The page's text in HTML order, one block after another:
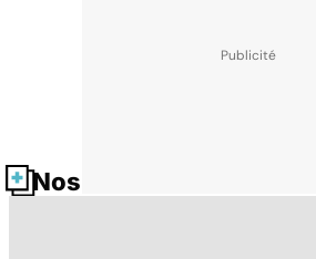
Nos fiches santé